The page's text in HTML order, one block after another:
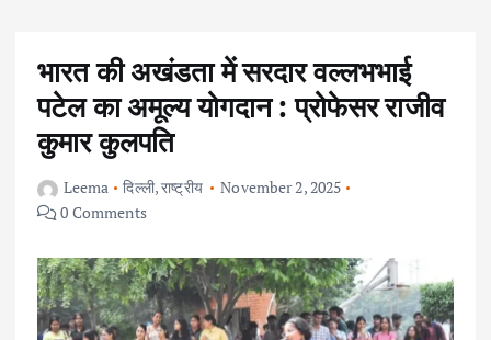
भारत की अखंडता में सरदार वल्लभभाई
पटेल का अमूल्य योगदान : प्रोफेसर राजीव
कुमार कुलपति
Leema दिल्ली,राष्ट्रीय
November 2, 2025
0 Comments